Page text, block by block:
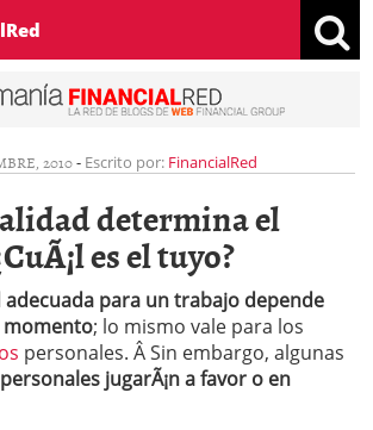
2010- Escrito por: FinancialRed
determina el
es el tuyo?
adecuada para un trabajo depende
momento; lo mismo vale para los
personales. Â Sin embargo, algunas
jugarÃ¡n a favor o en